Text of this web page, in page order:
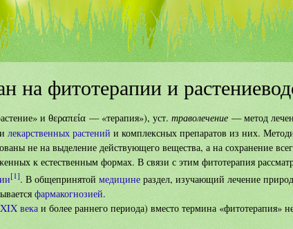
на фитотерапии и
и θεραπεία — «терапия»), уст. траволечение — метод
лекарственных растений и комплексных препаратов из них.
не на выделение действующего вещества, а на сохранение
к естественным формах. В связи с этим фитотерапия
[1]. В общепринятой медицине раздел, изучающий лечение
фармакогнозией.
XIX века и более раннего периода) вместо термина «фитотерапия»